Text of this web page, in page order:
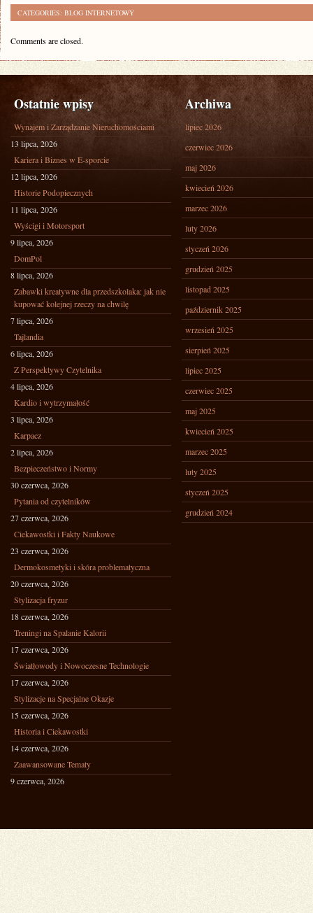
CATEGORIES: BLOG INTERNETOWY
Comments are closed.
Ostatnie wpisy
Wynajem i Zarządzanie Nieruchomościami
13 lipca, 2026
Kariera i Biznes w E-sporcie
12 lipca, 2026
Historie Podopiecznych
11 lipca, 2026
Wyścigi i Motorsport
9 lipca, 2026
DomPol
8 lipca, 2026
Zabawki kreatywne dla przedszkolaka: jak nie
kupować kolejnej rzeczy na chwilę
7 lipca, 2026
Tajlandia
6 lipca, 2026
Z Perspektywy Czytelnika
4 lipca, 2026
Kardio i wytrzymałość
3 lipca, 2026
Karpacz
2 lipca, 2026
Bezpieczeństwo i Normy
30 czerwca, 2026
Pytania od czytelników
27 czerwca, 2026
Ciekawostki i Fakty Naukowe
23 czerwca, 2026
Dermokosmetyki i skóra problematyczna
20 czerwca, 2026
Stylizacja fryzur
18 czerwca, 2026
Treningi na Spalanie Kalorii
17 czerwca, 2026
Światłowody i Nowoczesne Technologie
17 czerwca, 2026
Stylizacje na Specjalne Okazje
15 czerwca, 2026
Historia i Ciekawostki
14 czerwca, 2026
Zaawansowane Tematy
9 czerwca, 2026
Archiwa
lipiec 2026
czerwiec 2026
maj 2026
kwiecień 2026
marzec 2026
luty 2026
styczeń 2026
grudzień 2025
listopad 2025
październik 2025
wrzesień 2025
sierpień 2025
lipiec 2025
czerwiec 2025
maj 2025
kwiecień 2025
marzec 2025
luty 2025
styczeń 2025
grudzień 2024